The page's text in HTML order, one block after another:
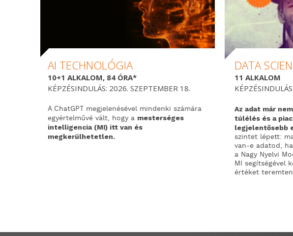
AI TECHNOLÓGIA
10+1 ALKALOM, 84 ÓRA*
KÉPZÉSINDULÁS: 2026. SZEPTEMBER 18.
A ChatGPT megjelenésével mindenki számára
egyértelművé vált, hogy a mesterséges
intelligencia (MI) itt van és
megkerülhetetlen.
DATA
11 ALKALOM
Az adat már
túlélés és a
legjelentősebb
szintet lépett:
van-e adatod,
a Nagy Nyelvi
MI segítségével
értéket